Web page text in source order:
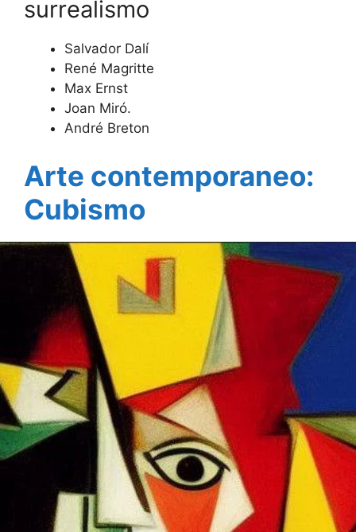
surrealismo
Salvador Dalí
René Magritte
Max Ernst
Joan Miró.
André Breton
Arte contemporaneo:
Cubismo